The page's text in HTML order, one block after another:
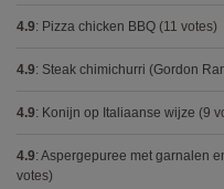
4.9: Pizza chicken BBQ (11 votes)
4.9: Steak chimichurri (Gordon
4.9: Konijn op Italiaanse wijze (9
4.9: Aspergepuree met garnalen
votes)